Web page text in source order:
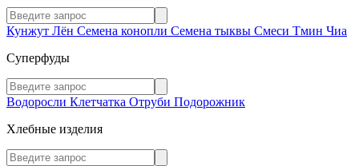
Кунжут Лён Семена конопли Семена тыквы Смеси Тмин Чиа
Суперфуды
Водоросли Клетчатка Отруби Подорожник
Хлебные изделия